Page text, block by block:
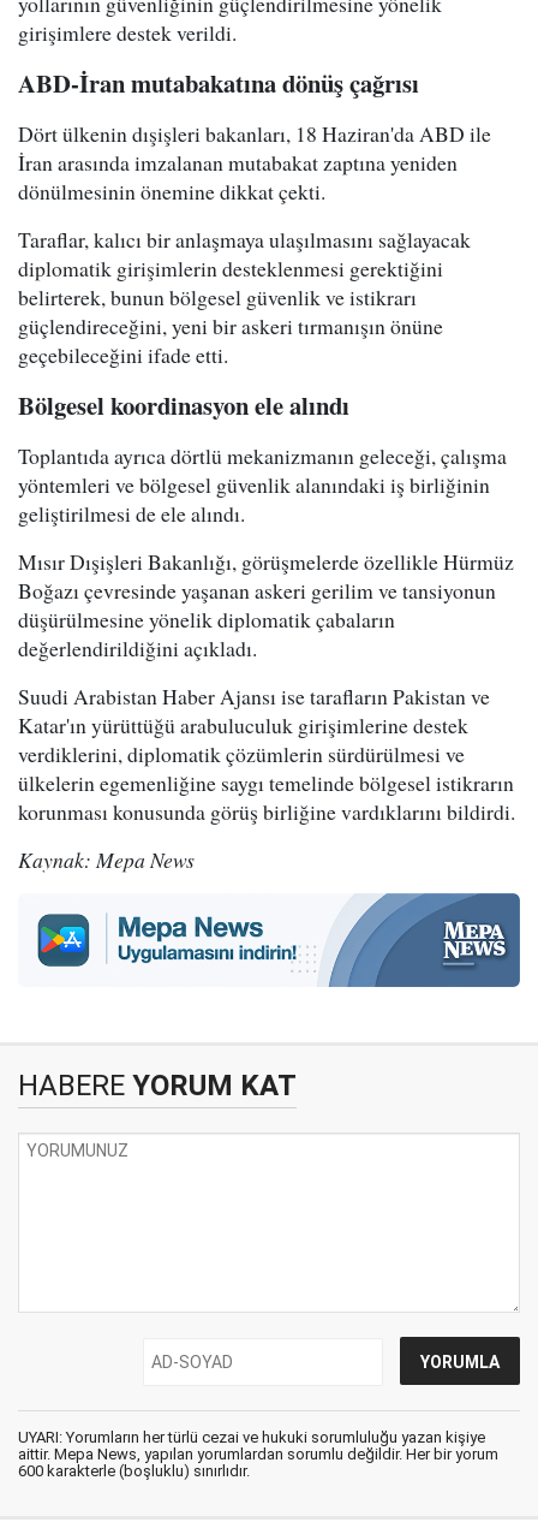
girişimlere destek verildi.
ABD-İran mutabakatına dönüş çağrısı
Dört ülkenin dışişleri bakanları, 18 Haziran'da ABD ile
İran arasında imzalanan mutabakat zaptına yeniden
dönülmesinin önemine dikkat çekti.
Taraflar, kalıcı bir anlaşmaya ulaşılmasını sağlayacak
diplomatik girişimlerin desteklenmesi gerektiğini
belirterek, bunun bölgesel güvenlik ve istikrarı
güçlendireceğini, yeni bir askeri tırmanışın önüne
geçebileceğini ifade etti.
Bölgesel koordinasyon ele alındı
Toplantıda ayrıca dörtlü mekanizmanın geleceği, çalışma
yöntemleri ve bölgesel güvenlik alanındaki iş birliğinin
geliştirilmesi de ele alındı.
Mısır Dışişleri Bakanlığı, görüşmelerde özellikle Hürmüz
Boğazı çevresinde yaşanan askeri gerilim ve tansiyonun
düşürülmesine yönelik diplomatik çabaların
değerlendirildiğini açıkladı.
Suudi Arabistan Haber Ajansı ise tarafların Pakistan ve
Katar'ın yürüttüğü arabuluculuk girişimlerine destek
verdiklerini, diplomatik çözümlerin sürdürülmesi ve
ülkelerin egemenliğine saygı temelinde bölgesel istikrarın
korunması konusunda görüş birliğine vardıklarını bildirdi.
Kaynak: Mepa News
HABERE YORUM KAT
UYARI: Yorumların her türlü cezai ve hukuki sorumluluğu yazan kişiye
aittir. Mepa News, yapılan yorumlardan sorumlu değildir. Her bir yorum
600 karakterle (boşluklu) sınırlıdır.